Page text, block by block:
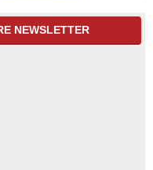
NEWSLETTER